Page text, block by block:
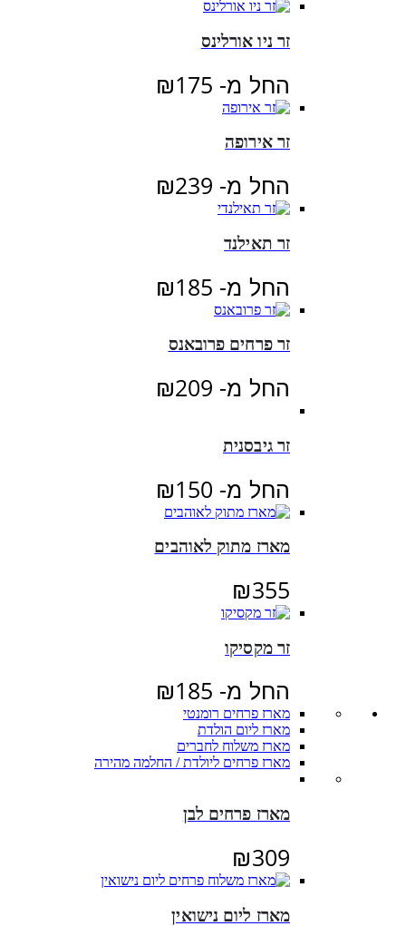
זר ניו אורלינס
החל מ- ₪175
זר אירופה
החל מ- ₪239
זר תאילנד
החל מ- ₪185
זר פרחים פרובאנס
החל מ- ₪209
זר גיבסנית
החל מ- ₪150
מארז מתוק לאוהבים
₪355
זר מקסיקו
החל מ- ₪185
מארז פרחים רומנטי
מארז ליום הולדת
מארז משלוח לחברים
מארז פרחים ליולדת / החלמה מהירה
מארז פרחים לבן
₪309
מארז ליום נישואין